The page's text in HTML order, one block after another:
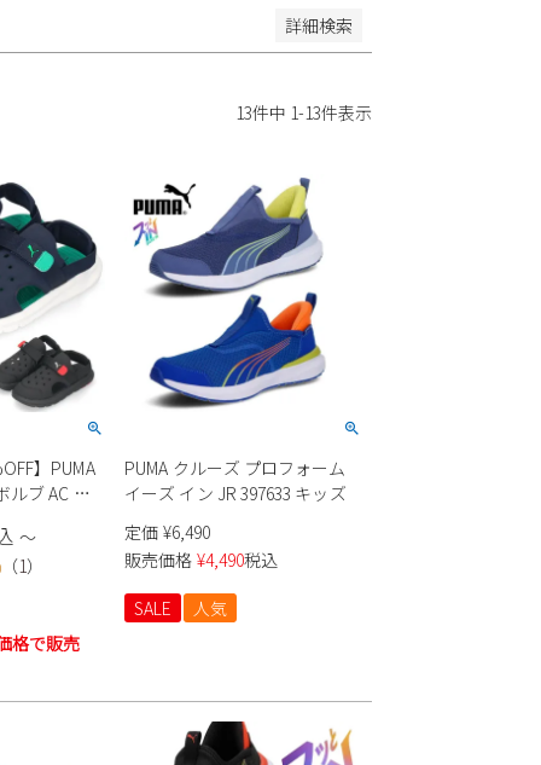
詳細検索
13件中 1-13件表示
】PUMA
ルブ AC サ
ズ キッズ
の子 女の
〜
（1）
格で販売
PUMA クルーズ プロフォーム
イーズ イン JR 397633 キッズ
定価 ¥6,490
販売価格 ¥4,490税込
SALE
人気